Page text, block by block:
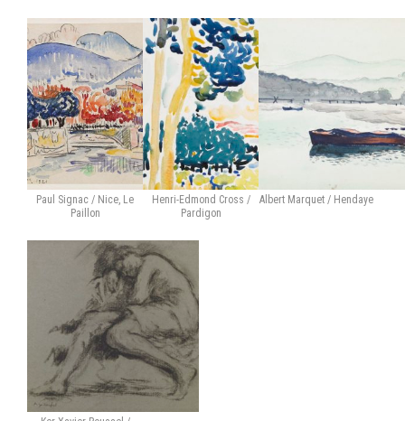
Paul Signac / Nice, Le
Paillon
Henri-Edmond Cross /
Pardigon
Albert Marquet / Hendaye